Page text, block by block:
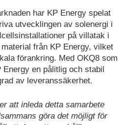
har KP Energy spelat
utvecklingen av solenergi i
på villatak i
från KP Energy, vilket
förankring. Med OKQ8 som
en pålitlig och stabil
av leveranssäkerhet.
att inleda detta samarbete
göra det möjligt för